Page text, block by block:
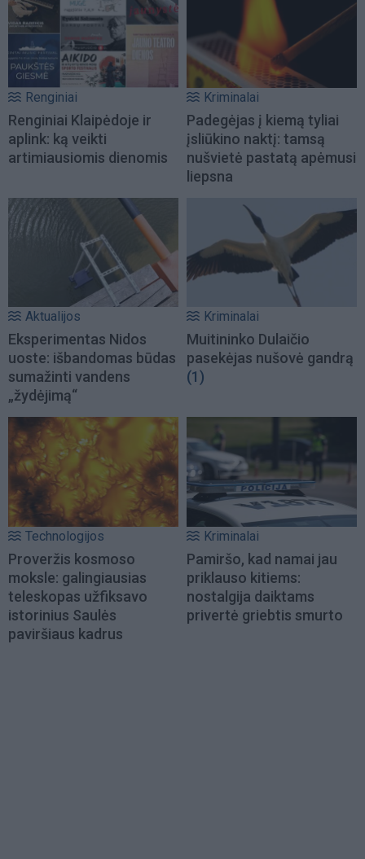
Renginiai
Renginiai Klaipėdoje ir
aplink: ką veikti
artimiausiomis dienomis
Kriminalai
Padegėjas į kiemą tyliai
įsliūkino naktį: tamsą
nušvietė pastatą apėmusi
liepsna
Aktualijos
Eksperimentas Nidos
uoste: išbandomas būdas
sumažinti vandens
„žydėjimą“
Kriminalai
Muitininko Dulaičio
pasekėjas nušovė gandrą
(1)
Technologijos
Proveržis kosmoso
moksle: galingiausias
teleskopas užfiksavo
istorinius Saulės
paviršiaus kadrus
Kriminalai
Pamiršo, kad namai jau
priklauso kitiems:
nostalgija daiktams
privertė griebtis smurto